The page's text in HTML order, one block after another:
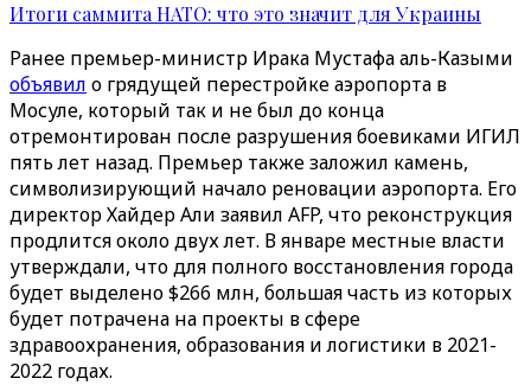
Итоги саммита НАТО: что это значит для Украины
Ранее премьер-министр Ирака Мустафа аль-Казыми
объявил о грядущей перестройке аэропорта в
Мосуле, который так и не был до конца
отремонтирован после разрушения боевиками ИГИЛ
пять лет назад. Премьер также заложил камень,
символизирующий начало реновации аэропорта. Его
директор Хайдер Али заявил AFP, что реконструкция
продлится около двух лет. В январе местные власти
утверждали, что для полного восстановления города
будет выделено $266 млн, большая часть из которых
будет потрачена на проекты в сфере
здравоохранения, образования и логистики в 2021-
2022 годах.